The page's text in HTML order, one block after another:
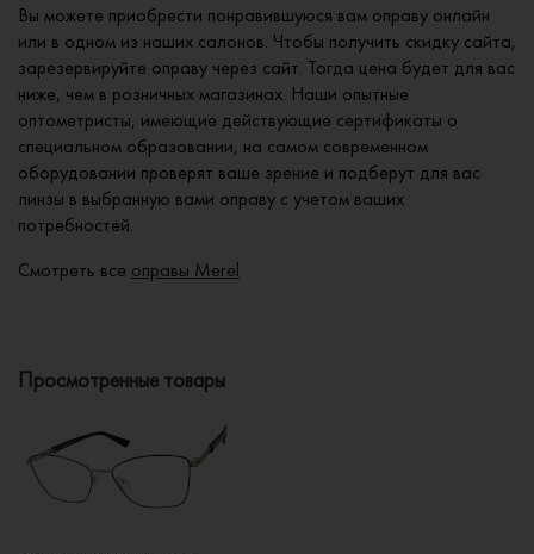
Вы можете приобрести понравившуюся вам оправу онлайн
или в одном из наших салонов. Чтобы получить скидку сайта,
зарезервируйте оправу через сайт. Тогда цена будет для вас
ниже, чем в розничных магазинах. Наши опытные
оптометристы, имеющие действующие сертификаты о
специальном образовании, на самом современном
оборудовании проверят ваше зрение и подберут для вас
линзы в выбранную вами оправу с учетом ваших
потребностей.
Смотреть все оправы Merel
Просмотренные товары